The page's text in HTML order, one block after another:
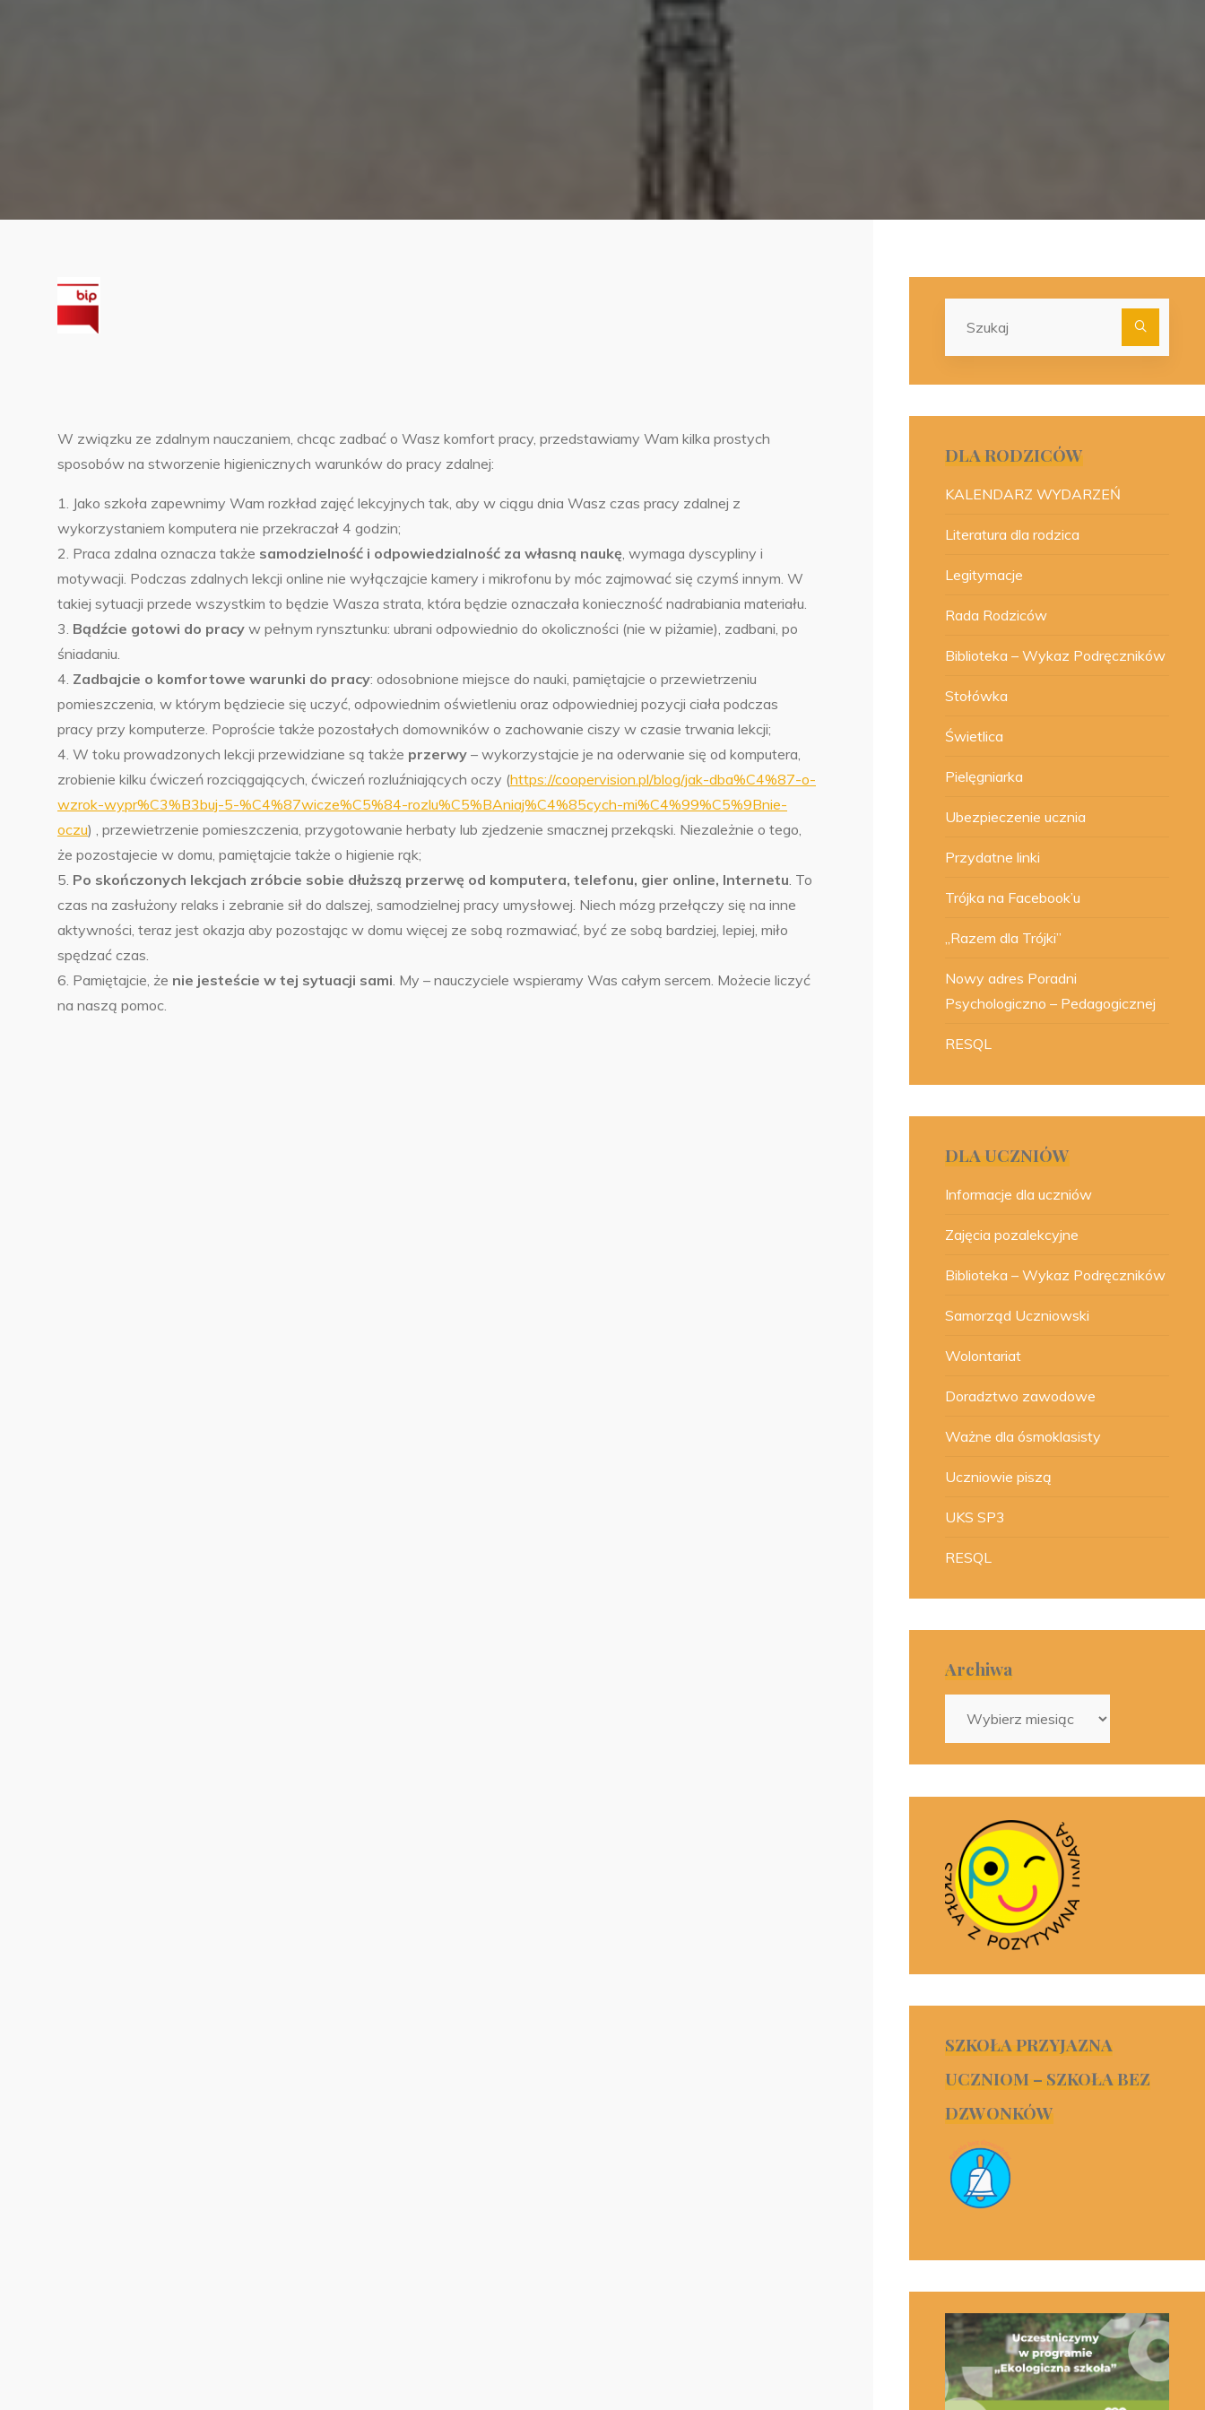
W związku ze zdalnym nauczaniem, chcąc zadbać o Wasz komfort pracy, przedstawiamy Wam kilka prostych
sposobów na stworzenie higienicznych warunków do pracy zdalnej:
1. Jako szkoła zapewnimy Wam rozkład zajęć lekcyjnych tak, aby w ciągu dnia Wasz czas pracy zdalnej z
wykorzystaniem komputera nie przekraczał 4 godzin;
2. Praca zdalna oznacza także samodzielność i odpowiedzialność za własną naukę , wymaga dyscypliny i
motywacji. Podczas zdalnych lekcji online nie wyłączajcie kamery i mikrofonu by móc zajmować się czymś innym. W
takiej sytuacji przede wszystkim to będzie Wasza strata, która będzie oznaczała konieczność nadrabiania materiału.
3. Bądźcie gotowi do pracy w pełnym rynsztunku: ubrani odpowiednio do okoliczności (nie w piżamie), zadbani, po
śniadaniu.
4. Zadbajcie o komfortowe warunki do pracy: odosobnione miejsce do nauki, pamiętajcie o przewietrzeniu
pomieszczenia, w którym będziecie się uczyć, odpowiednim oświetleniu oraz odpowiedniej pozycji ciała podczas
pracy przy komputerze. Poproście także pozostałych domowników o zachowanie ciszy w czasie trwania lekcji;
4. W toku prowadzonych lekcji przewidziane są także przerwy – wykorzystajcie je na oderwanie się od komputera,
zrobienie kilku ćwiczeń rozciągających, ćwiczeń rozluźniających oczy (https://coopervision.pl/blog/jak-dba%C4%87-o-
wzrok-wypr%C3%B3buj-5-%C4%87wicze%C5%84-rozlu%C5%BAniaj%C4%85cych-mi%C4%99%C5%9Bnie-
oczu) , przewietrzenie pomieszczenia, przygotowanie herbaty lub zjedzenie smacznej przekąski. Niezależnie o tego,
że pozostajecie w domu, pamiętajcie także o higienie rąk;
5. Po skończonych lekcjach zróbcie sobie dłuższą przerwę od komputera, telefonu, gier online, Internetu . To
czas na zasłużony relaks i zebranie sił do dalszej, samodzielnej pracy umysłowej. Niech mózg przełączy się na inne
aktywności, teraz jest okazja aby pozostając w domu więcej ze sobą rozmawiać, być ze sobą bardziej, lepiej, miło
spędzać czas.
6. Pamiętajcie, że nie jesteście w tej sytuacji sami . My – nauczyciele wspieramy Was całym sercem. Możecie liczyć
na naszą pomoc.
DLA RODZICÓW
KALENDARZ WYDARZEŃ
Literatura dla rodzica
Legitymacje
Rada Rodziców
Biblioteka – Wykaz Podręczników
Stołówka
Świetlica
Pielęgniarka
Ubezpieczenie ucznia
Przydatne linki
Trójka na Facebook’u
„Razem dla Trójki”
Nowy adres Poradni
Psychologiczno – Pedagogicznej
RESQL
DLA UCZNIÓW
Informacje dla uczniów
Zajęcia pozalekcyjne
Biblioteka – Wykaz Podręczników
Samorząd Uczniowski
Wolontariat
Doradztwo zawodowe
Ważne dla ósmoklasisty
Uczniowie piszą
UKS SP3
RESQL
Archiwa
SZKOŁA PRZYJAZNA
UCZNIOM – SZKOŁA BEZ
DZWONKÓW